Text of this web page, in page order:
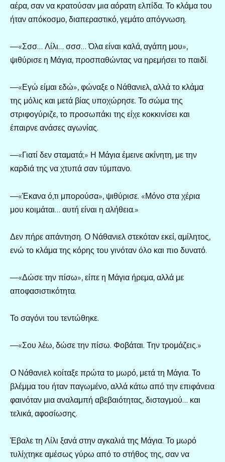
αέρα, σαν να κρατούσαν μια αόρατη ελπίδα. Το κλάμα του
ήταν απόκοσμο, διαπεραστικό, γεμάτο απόγνωση.
—«Σσσ… Λίλι… σσσ… Όλα είναι καλά, αγάπη μου»,
ψιθύρισε η Μάγια, προσπαθώντας να ηρεμήσει το παιδί.
—«Εγώ είμαι εδώ», φώναξε ο Νάθανιελ, αλλά το κλάμα
της μόλις και μετά βίας υποχώρησε. Το σώμα της
στριφογύριζε, το προσωπάκι της είχε κοκκινίσει και
έπαιρνε ανάσες αγωνίας.
—«Γιατί δεν σταματά;» Η Μάγια έμεινε ακίνητη, με την
καρδιά της να χτυπά σαν τύμπανο.
—«Έκανα ό,τι μπορούσα», ψιθύρισε. «Μόνο στα χέρια
μου κοιμάται… αυτή είναι η αλήθεια.»
Δεν πήρε απάντηση. Ο Νάθανιελ στεκόταν εκεί, αμίλητος,
ενώ το κλάμα της κόρης του γινόταν όλο και πιο δυνατό.
—«Δώσε την πίσω», είπε η Μάγια ήρεμα, αλλά με
αποφασιστικότητα.
Το σαγόνι του τεντώθηκε.
—«Σου λέω, δώσε την πίσω. Φοβάται. Την τρομάζεις.»
Ο Νάθανιελ κοίταξε πρώτα το μωρό, μετά τη Μάγια. Το
βλέμμα του ήταν παγωμένο, αλλά κάτω από την επιφάνεια
φαινόταν μια αναλαμπή αβεβαιότητας, δισταγμού… και
τελικά, αφοσίωσης.
Έβαλε τη Λίλι ξανά στην αγκαλιά της Μάγια. Το μωρό
τυλίχτηκε αμέσως γύρω από το στήθος της, σαν να